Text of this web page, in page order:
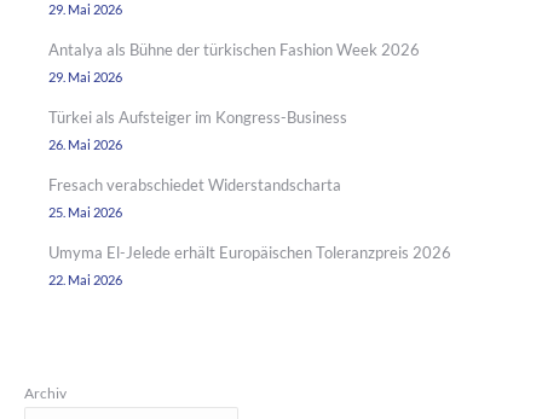
29. Mai 2026
Antalya als Bühne der türkischen Fashion Week 2026
29. Mai 2026
Türkei als Aufsteiger im Kongress-Business
26. Mai 2026
Fresach verabschiedet Widerstandscharta
25. Mai 2026
Umyma El-Jelede erhält Europäischen Toleranzpreis 2026
22. Mai 2026
Archiv